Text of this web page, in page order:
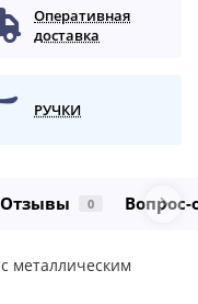
Оперативная
доставка
РУЧКИ
Отзывы 0 Вопрос-
металлическим